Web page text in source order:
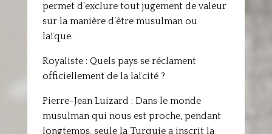
permet d’exclure tout jugement de valeur
sur la manière d’être musulman ou
laïque.
Royaliste : Quels pays se réclament
officiellement de la laïcité ?
Pierre-Jean Luizard : Dans le monde
musulman qui nous est proche, pendant
longtemps, seule la Turquie a inscrit la